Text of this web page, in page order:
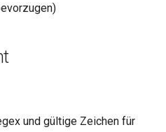
und gültige Zeichen für